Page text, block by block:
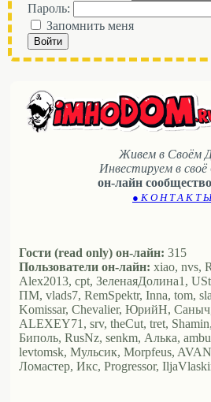
Пароль:
Запомнить меня
Войти
Живем в Своём
Инвестируем в своё
он-лайн сообщество
● К О Н Т А К Т
Гости (read only) он-лайн: 315
Пользователи он-лайн: xiao, nvs,
Alex2013, cpt, ЗеленаяДолина1,
ПМ, vlads7, RemSpektr, Inna, tom,
Komissar, Chevalier, ЮрийН,
ALEXEY71, srv, theCut, tret,
Биполь, RusNz, senkm, Алька,
levtomsk, Мульсик, Morpfeus,
Ломастер, Икс, Progressor,